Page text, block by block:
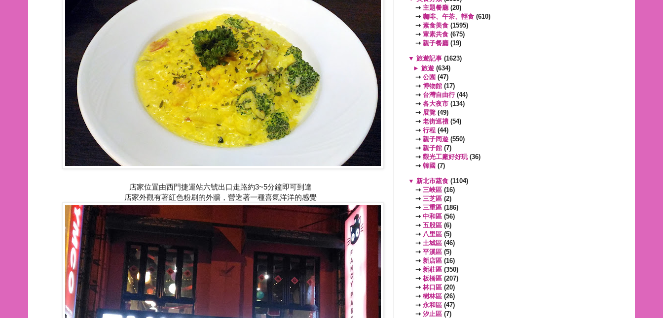
店家位置由西門捷運站六號出口走路約3~5分鐘即可到達
店家外觀有著紅色粉刷的外牆，營造著一種喜氣洋洋的感覺
⇢ 主題餐廳 (20)
⇢ 咖啡、午茶、輕食 (610)
⇢ 素食美食 (1595)
⇢ 葷素共食 (675)
⇢ 親子餐廳 (19)
▼ 旅遊記事 (1623)
► 旅遊 (634)
⇢ 公園 (47)
⇢ 博物館 (17)
⇢ 台灣自由行 (44)
⇢ 各大夜市 (134)
⇢ 展覽 (49)
⇢ 老街巡禮 (54)
⇢ 行程 (44)
⇢ 親子同遊 (550)
⇢ 親子館 (7)
⇢ 觀光工廠好好玩(36)
⇢ 韓國 (7)
▼ 新北市蔬食 (1104)
⇢ 三峽區 (16)
⇢ 三芝區 (2)
⇢ 三重區 (186)
⇢ 中和區 (56)
⇢ 五股區 (6)
⇢ 八里區 (5)
⇢ 土城區 (46)
⇢ 平溪區 (5)
⇢ 新店區 (16)
⇢ 新莊區 (350)
⇢ 板橋區 (207)
⇢ 林口區 (20)
⇢ 樹林區 (26)
⇢ 永和區 (47)
⇢ 汐止區 (7)